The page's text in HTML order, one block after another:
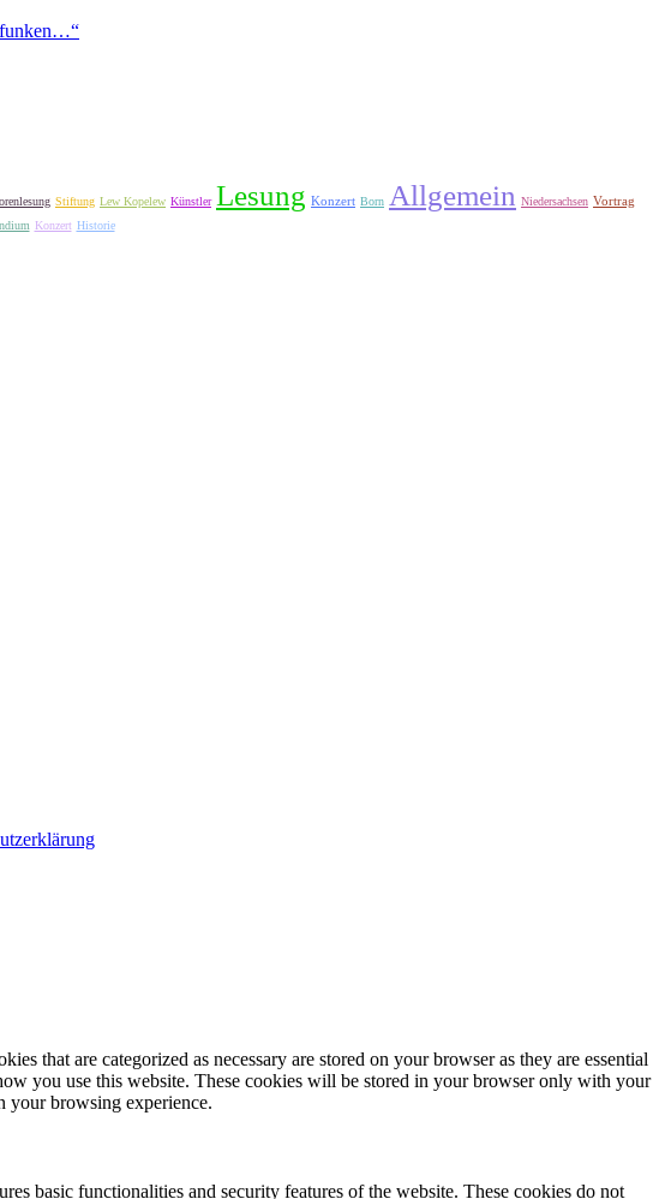
Stiftung Lew Kopelew Künstler Lesung Konzert Born Allgemein Niedersachsen Vortrag
Konzert Historie
that are categorized as necessary are stored on your browser as they are essential
you use this website. These cookies will be stored in your browser only with your
your browsing experience.
basic functionalities and security features of the website. These cookies do not